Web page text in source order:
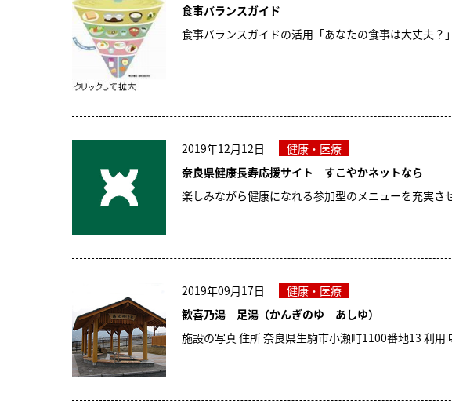
食事バランスガイド
食事バランスガイドの活用「あなたの食事は大丈夫？
2019年12月12日
健康・医療
奈良県健康長寿応援サイト すこやかネットなら
楽しみながら健康になれる参加型のメニューを充実さ
2019年09月17日
健康・医療
歓喜乃湯 足湯（かんぎのゆ あしゆ）
施設の写真 住所 奈良県生駒市小瀬町1100番地13 利用